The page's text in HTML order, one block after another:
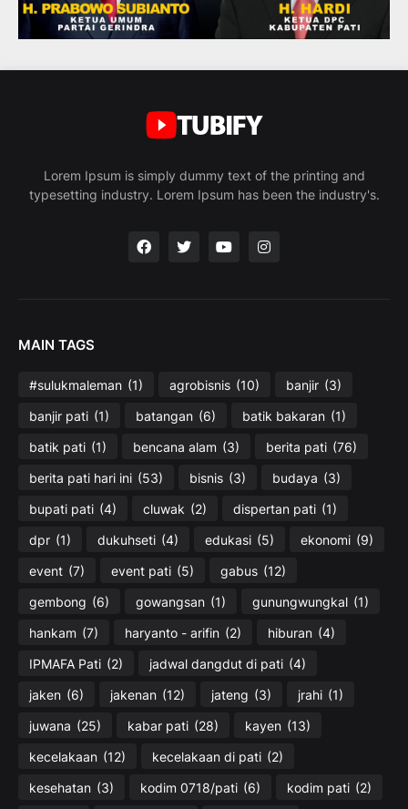
Lorem Ipsum is simply dummy text of the printing and
typesetting industry. Lorem Ipsum has been the industry's.
MAIN TAGS
#sulukmaleman (1) agrobisnis (10) banjir (3)
banjir pati (1) batangan (6) batik bakaran (1)
batik pati (1) bencana alam (3) berita pati (76)
berita pati hari ini (53) bisnis (3) budaya (3)
bupati pati (4) cluwak (2) dispertan pati (1)
dpr (1) dukuhseti (4) edukasi (5) ekonomi (9)
event (7) event pati (5) gabus (12)
gembong (6) gowangsan (1) gunungwungkal (1)
hankam (7) haryanto - arifin (2) hiburan (4)
IPMAFA Pati (2) jadwal dangdut di pati (4)
jaken (6) jakenan (12) jateng (3) jrahi (1)
juwana (25) kabar pati (28) kayen (13)
kecelakaan (12) kecelakaan di pati (2)
kesehatan (3) kodim 0718/pati (6) kodim pati (2)